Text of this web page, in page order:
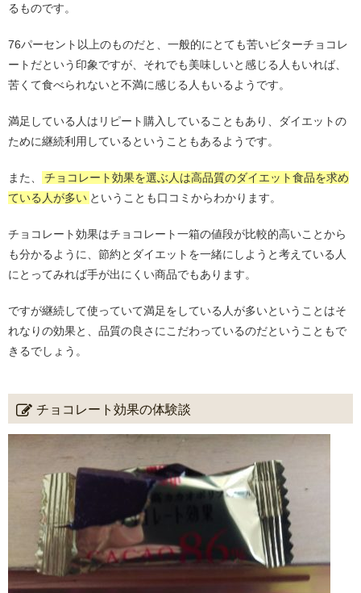
るものです。
76パーセント以上のものだと、一般的にとても苦いビターチョコレ
ートだという印象ですが、それでも美味しいと感じる人もいれば、
苦くて食べられないと不満に感じる人もいるようです。
満足している人はリピート購入していることもあり、ダイエットの
ために継続利用しているということもあるようです。
また、
チョコレート効果を選ぶ人は高品質のダイエット食品を求め
ている人が多い ということも口コミからわかります。
チョコレート効果はチョコレート一箱の値段が比較的高いことから
も分かるように、節約とダイエットを一緒にしようと考えている人
にとってみれば手が出にくい商品でもあります。
ですが継続して使っていて満足をしている人が多いということはそ
れなりの効果と、品質の良さにこだわっているのだということもで
きるでしょう。
チョコレート効果の体験談